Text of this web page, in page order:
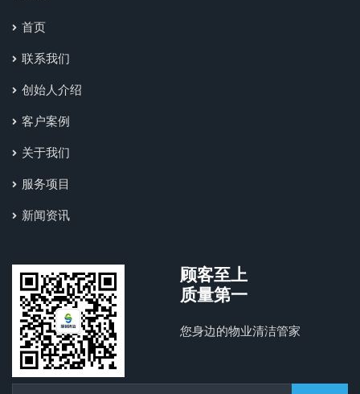
首页
联系我们
创始人介绍
客户案例
关于我们
服务项目
新闻资讯
顾客至上
质量第一
您身边的物业清洁管家